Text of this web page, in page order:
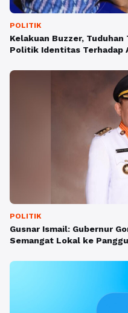
POLITIK
Kelakuan Buzzer,
Politik Identitas Terhadap
POLITIK
Gusnar Ismail: Gubernur
Semangat Lokal ke